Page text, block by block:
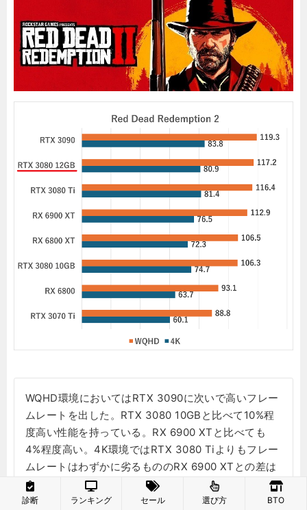
WQHD環境においてはRTX 3090に次いで高いフレー
ムレートを出した。RTX 3080 10GBと比べて10%程
度高い性能を持っている。RX 6900 XTと比べても
4%程度高い。4K環境ではRTX 3080 Tiよりもフレー
ムレートはわずかに劣るもののRX 6900 XTとの差は
5%上回っている。高解像度でのゲーム適性が高いグ
ラフィックボードだとわかる。
診断 ランキング セール 選び方 BTO